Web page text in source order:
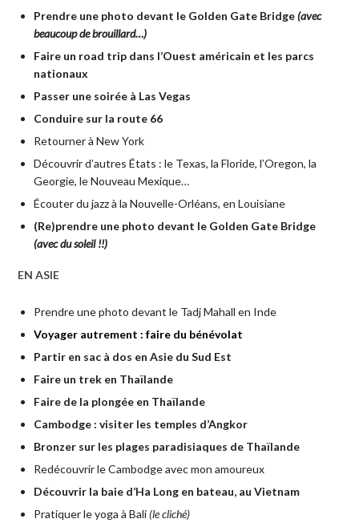
Prendre une photo devant le Golden Gate Bridge(avec
beaucoup de brouillard…)
Faire un road trip dans l’Ouest américain et les parcs
nationaux
Passer une soirée à Las Vegas
Conduire sur la route 66
Retourner à New York
Découvrir d’autres États : le Texas, la Floride, l’Oregon, la
Georgie, le Nouveau Mexique…
Écouter du jazz à la Nouvelle-Orléans, en Louisiane
(Re)prendre une photo devant le Golden Gate Bridge
(avec du soleil !!)
EN ASIE
Prendre une photo devant le Tadj Mahall en Inde
Voyager autrement : faire du bénévolat
Partir en sac à dos en Asie du Sud Est
Faire un trek en Thaïlande
Faire de la plongée en Thaïlande
Cambodge : visiter les temples d’Angkor
Bronzer sur les plages paradisiaques de Thaïlande
Redécouvrir le Cambodge avec mon amoureux
Découvrir la baie d’Ha Long en bateau, au Vietnam
Pratiquer le yoga à Bali(le cliché)